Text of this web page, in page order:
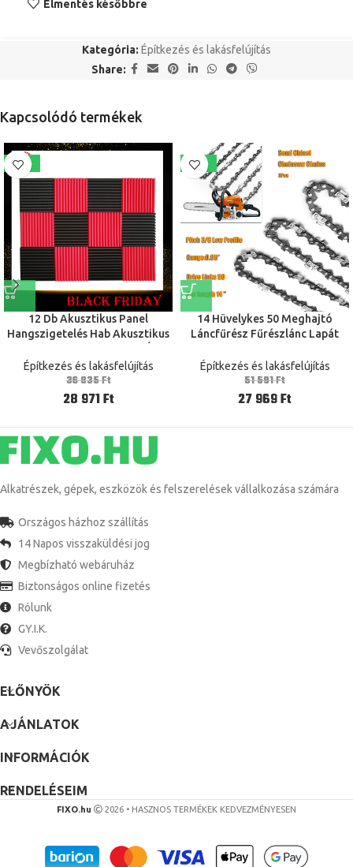
Elmentés későbbre
Kategória: Építkezés és lakásfelújítás
Share:
Kapcsolódó termékek
-21%
12 Db Akusztikus Panel
Hangszigetelés Hab Akusztikus
1 Hüvelyk X 12 Hüvelyk X 12
Hüvelyk Fekete Piros
Építkezés és lakásfelújítás
36 835Ft
28 971Ft
-46%
14 Hüvelykes 50 Meghajtó
Láncfűrész Fűrészlánc Lapát
Modell Sima Maró Láncok
Vágásához
Építkezés és lakásfelújítás
51 591Ft
27 969Ft
Alkatrészek, gépek, eszközök és felszerelések vállalkozása számára
Országos házhoz szállítás
14 Napos visszaküldési jog
Megbízható webáruház
Biztonságos online fizetés
Rólunk
GY.I.K.
Vevőszolgálat
ELŐNYÖK
AJÁNLATOK
INFORMÁCIÓK
RENDELÉSEIM
FIXO.hu 2026 • HASZNOS TERMÉKEK KEDVEZMÉNYESEN
Hosszú Kiöntő
Ru Bseed 1Gang